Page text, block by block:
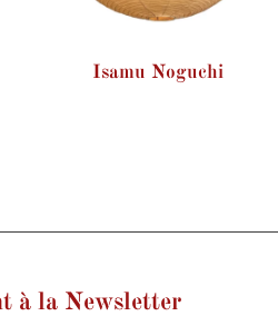
Isamu Noguchi
à la Newsletter